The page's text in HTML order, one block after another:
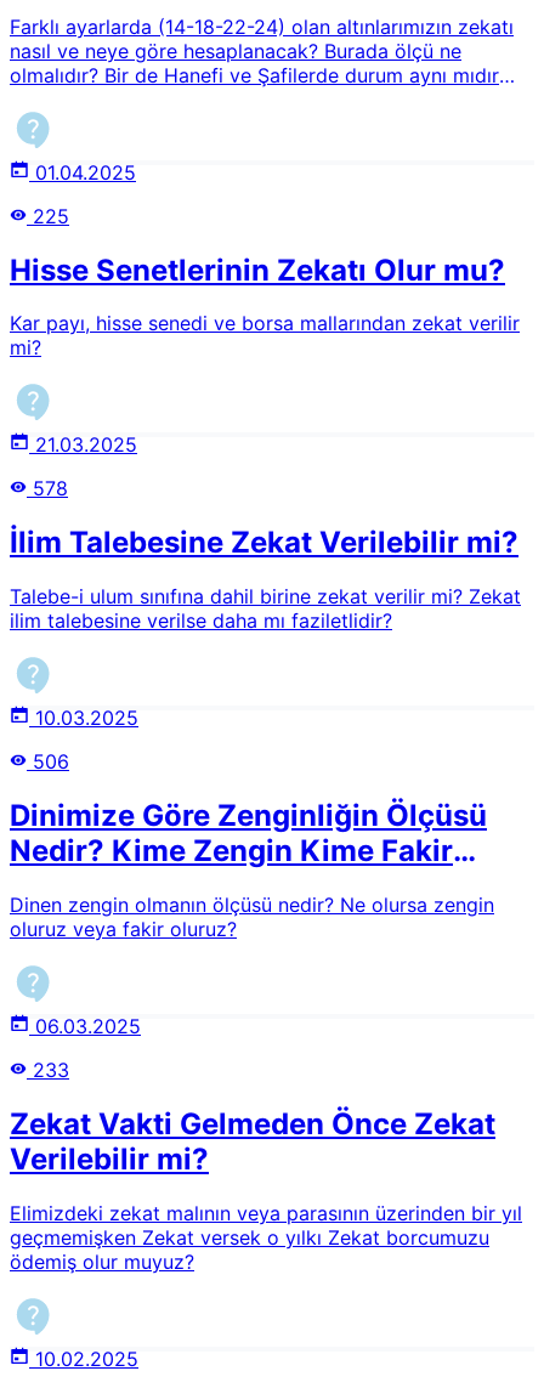
Farklı ayarlarda (14-18-22-24) olan altınlarımızın zekatı
nasıl ve neye göre hesaplanacak? Burada ölçü ne
olmalıdır? Bir de Hanefi ve Şafilerde durum aynı mıdır
01.04.2025
225
Hisse Senetlerinin Zekatı Olur mu?
Kar payı, hisse senedi ve borsa mallarından zekat verilir
mi?
21.03.2025
578
İlim Talebesine Zekat Verilebilir mi?
Talebe-i ulum sınıfına dahil birine zekat verilir mi? Zekat
ilim talebesine verilse daha mı faziletlidir?
10.03.2025
506
Dinimize Göre Zenginliğin Ölçüsü
Nedir? Kime Zengin Kime Fakir
Dinen zengin olmanın ölçüsü nedir? Ne olursa zengin
oluruz veya fakir oluruz?
06.03.2025
233
Zekat Vakti Gelmeden Önce Zekat
Verilebilir mi?
Elimizdeki zekat malının veya parasının üzerinden bir yıl
geçmemişken Zekat versek o yılkı Zekat borcumuzu
ödemiş olur muyuz?
10.02.2025